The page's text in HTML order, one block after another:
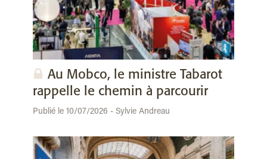
Au Mobco, le ministre Tabarot
rappelle le chemin à parcourir
Publié le 10/07/2026 - Sylvie Andreau